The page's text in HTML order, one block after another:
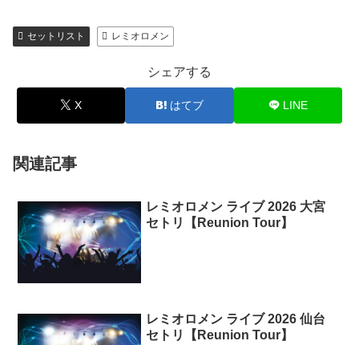
セットリスト レミオロメン
シェアする
X はてブ LINE
関連記事
レミオロメン ライブ 2026 大宮
セトリ【Reunion Tour】
レミオロメン ライブ 2026 仙台
セトリ【Reunion Tour】